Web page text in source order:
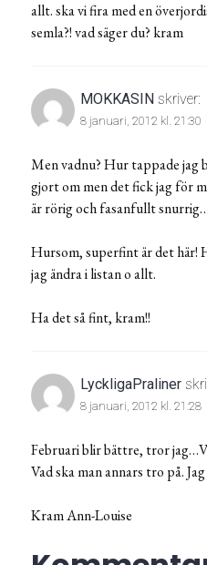
allt. ska vi fira med en
semla?! vad säger du? kram
MOKKASIN skriver:
8 januari, 2012 kl. 21:30
Men vadnu? Hur tappade
gjort om men det fick jag för
är rörig och fasanfullt
Hursom, superfint är det här!
jag ändra i listan o allt.
Ha det så fint, kram!!
LyckligaPraliner
8 januari, 2012 kl. 21:28
Februari blir bättre, tror
Vad ska man annars tro på.
Kram Ann-Louise